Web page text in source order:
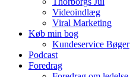
Videoindlæg
Viral Marketing
Køb min bog
Kundeservice Bøger
Podcast
Foredrag